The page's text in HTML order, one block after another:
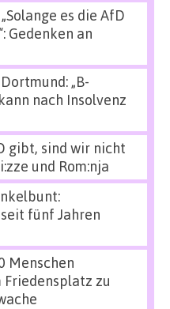
„Solange es die AfD
Gedenken an
„B-
nach Insolvenz
gibt, sind wir nicht
und Rom:nja
fünf Jahren
Menschen
zu